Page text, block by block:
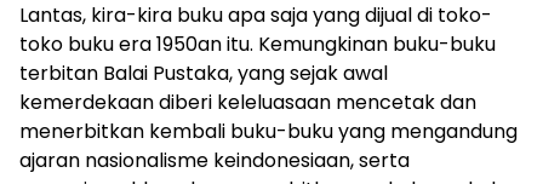
Lantas, kira-kira buku apa saja yang dijual di toko-
toko buku era 1950an itu. Kemungkinan buku-buku
terbitan Balai Pustaka, yang sejak awal
kemerdekaan diberi keleluasaan mencetak dan
menerbitkan kembali buku-buku yang mengandung
ajaran nasionalisme keindonesiaan, serta